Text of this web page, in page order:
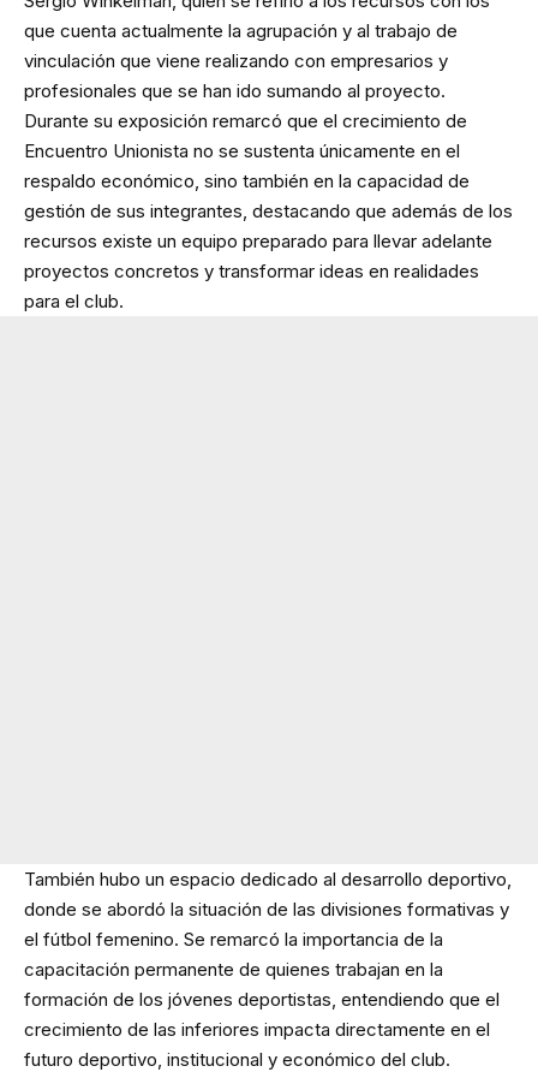
que cuenta actualmente la agrupación y al trabajo de
vinculación que viene realizando con empresarios y
profesionales que se han ido sumando al proyecto.
Durante su exposición remarcó que el crecimiento de
Encuentro Unionista no se sustenta únicamente en el
respaldo económico, sino también en la capacidad de
gestión de sus integrantes, destacando que además de los
recursos existe un equipo preparado para llevar adelante
proyectos concretos y transformar ideas en realidades
para el club.
También hubo un espacio dedicado al desarrollo deportivo,
donde se abordó la situación de las divisiones formativas y
el fútbol femenino. Se remarcó la importancia de la
capacitación permanente de quienes trabajan en la
formación de los jóvenes deportistas, entendiendo que el
crecimiento de las inferiores impacta directamente en el
futuro deportivo, institucional y económico del club.